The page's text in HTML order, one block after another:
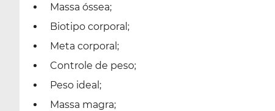
Massa óssea;
Biotipo corporal;
Meta corporal;
Controle de peso;
Peso ideal;
Massa magra;